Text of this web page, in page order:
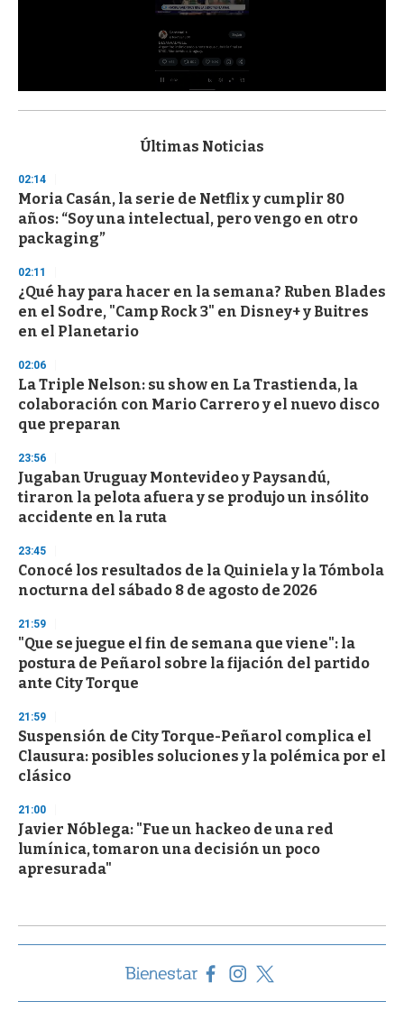
s
d
s
o
f
3
s
c
o
n
Últimas Noticias
02:14
Moria Casán, la serie de Netflix y cumplir 80
años: “Soy una intelectual, pero vengo en otro
packaging”
02:11
¿Qué hay para hacer en la semana? Ruben Blades
en el Sodre, "Camp Rock 3" en Disney+ y Buitres
en el Planetario
02:06
La Triple Nelson: su show en La Trastienda, la
colaboración con Mario Carrero y el nuevo disco
que preparan
23:56
Jugaban Uruguay Montevideo y Paysandú,
tiraron la pelota afuera y se produjo un insólito
accidente en la ruta
23:45
Conocé los resultados de la Quiniela y la Tómbola
nocturna del sábado 8 de agosto de 2026
21:59
"Que se juegue el fin de semana que viene": la
postura de Peñarol sobre la fijación del partido
ante City Torque
21:59
Suspensión de City Torque-Peñarol complica el
Clausura: posibles soluciones y la polémica por el
clásico
21:00
Javier Nóblega: "Fue un hackeo de una red
lumínica, tomaron una decisión un poco
apresurada"